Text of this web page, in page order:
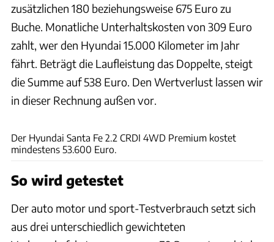
zusätzlichen 180 beziehungsweise 675 Euro zu
Buche. Monatliche Unterhaltskosten von 309 Euro
zahlt, wer den Hyundai 15.000 Kilometer im Jahr
fährt. Beträgt die Laufleistung das Doppelte, steigt
die Summe auf 538 Euro. Den Wertverlust lassen wir
in dieser Rechnung außen vor.
Der Hyundai Santa Fe 2.2 CRDI 4WD Premium kostet
mindestens 53.600 Euro.
So wird getestet
Der auto motor und sport-Testverbrauch setzt sich
aus drei unterschiedlich gewichteten